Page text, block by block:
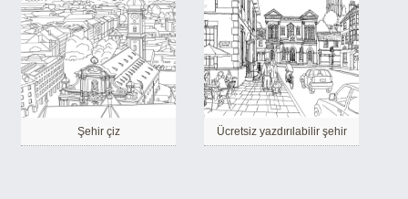
Şehir çiz Ücretsiz yazdırılabilir şehir